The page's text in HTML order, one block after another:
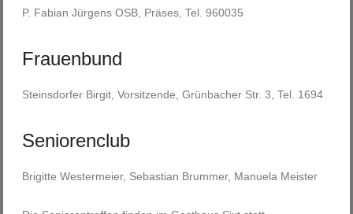
P. Fabian Jürgens OSB, Präses, Tel. 960035
Frauenbund
Steinsdorfer Birgit, Vorsitzende, Grünbacher Str. 3, Tel. 1694
Seniorenclub
Brigitte Westermeier, Sebastian Brummer, Manuela Meister